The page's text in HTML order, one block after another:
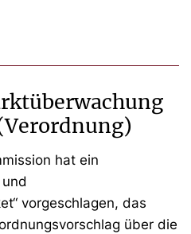
hat ein
vorgeschlagen, das
über die